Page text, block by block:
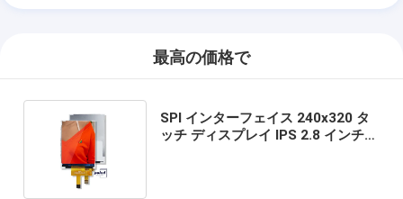
最高の価格で
SPI インターフェイス 240x320 タ
ッチ ディスプレイ IPS 2.8 インチ